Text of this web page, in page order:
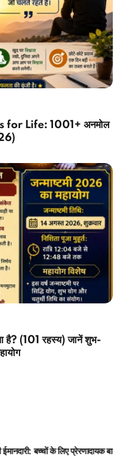
Life: 1001+ अनमोल
है? (101 रहस्य) जानें शुभ-
बच्चों के लिए प्रेरणादायक बाल कहानी!